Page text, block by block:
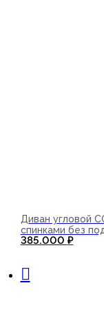
Диван угловой
спинками без
385.000 ₽